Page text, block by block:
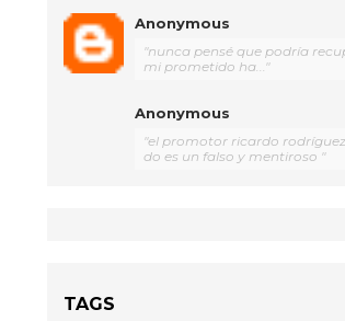
Anonymous
"nunca pensé que podría
mi prometido ha..."
Anonymous
"el promotor ricardo
do es un falso y mentiroso "
TAGS